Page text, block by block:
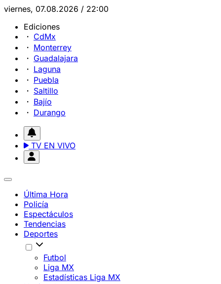
viernes, 07.08.2026 / 22:00
Ediciones
CdMx
Monterrey
Guadalajara
Laguna
Puebla
Saltillo
Bajío
Durango
TV EN VIVO
Última Hora
Policía
Espectáculos
Tendencias
Deportes
Futbol
Liga MX
Estadísticas Liga MX